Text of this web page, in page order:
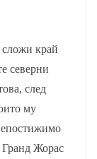
сложи край
северни
след
му
Гранд Жорас